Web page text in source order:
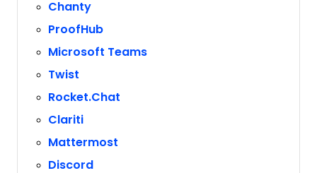
Chanty
ProofHub
Microsoft Teams
Twist
Rocket.Chat
Clariti
Mattermost
Discord